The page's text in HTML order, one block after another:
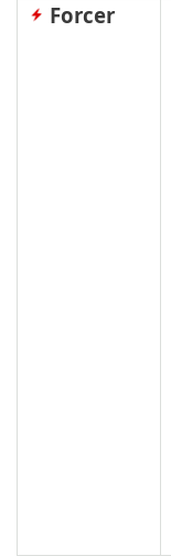
Forcer